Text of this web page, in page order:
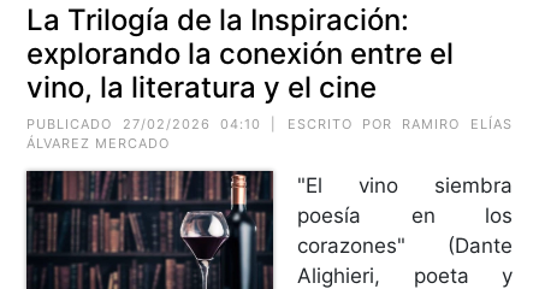
La Trilogía de la Inspiración:
explorando la conexión entre el
vino, la literatura y el cine
PUBLICADO 27/02/2026 04:10 | ESCRITO POR RAMIRO ELÍAS
ÁLVAREZ MERCADO
"El vino siembra
poesía en los
corazones" (Dante
Alighieri, poeta y